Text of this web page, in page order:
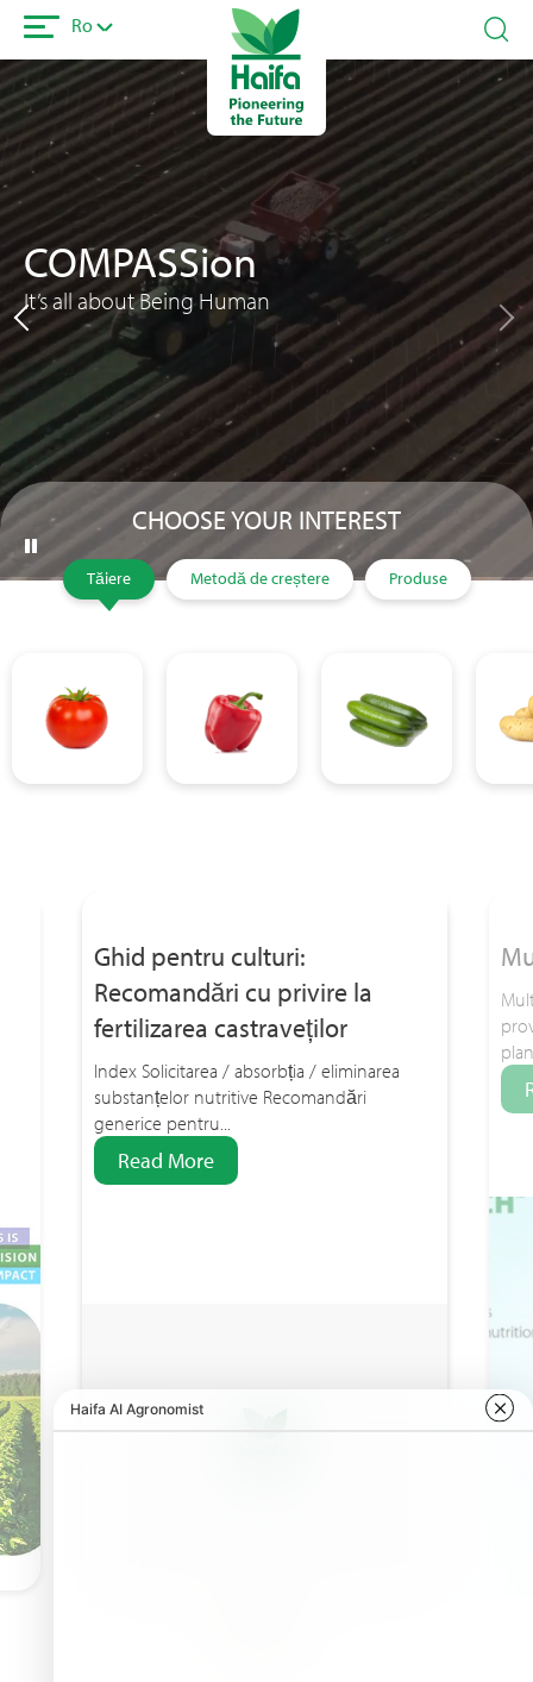
Sari
conținutul
principal
Ro
Fișier
video
COMPASSion
It’s all about Being Human
CHOOSE YOUR INTEREST
Tăiere Metodă de creștere Produse
Ghid pentru culturi:
Recomandări cu privire la
fertilizarea castraveților
Index Solicitarea / absorbția / eliminarea
substanțelor nutritive Recomandări
generice pentru...
Read More